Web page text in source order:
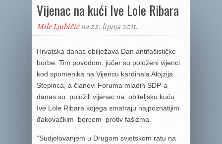
Vijenac na kući Ive Lole Ribara
Mile Ljubičićna 22. lipnja 2011.
Hrvatska danas obilježava Dan antifašističke
borbe. Tim povodom, jučer su položeni vijenci
kod spomenika na Vijencu kardinala Alojzija
Stepinca, a članovi Foruma mladih SDP-a
danas su položili vijenac na obiteljsku kuću
Ive Lole Ribara kojega smatraju najpoznatijim
đakovačkim borcem protiv fašizma.
“Sudjelovanjem u Drugom svjetskom ratu na